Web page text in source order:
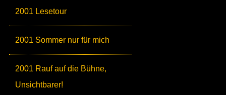
2001 Lesetour
2001 Sommer nur für mich
2001 Rauf auf die Bühne,
Unsichtbarer!